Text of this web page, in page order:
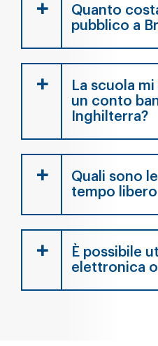
Quanto
pubblico a
La scuola
un conto
Inghilterra?
Quali sono
tempo
È possibile
elettronica